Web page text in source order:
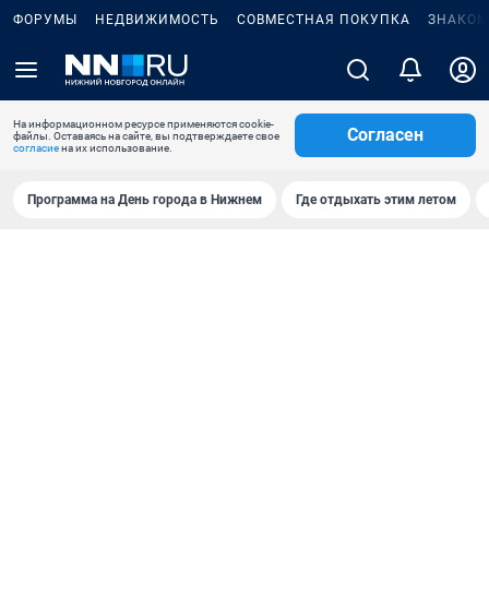
ФОРУМЫ НЕДВИЖИМОСТЬ СОВМЕСТНАЯ ПОКУПКА
На информационном ресурсе применяются cookie-
файлы. Оставаясь на сайте, вы подтверждаете свое
согласиена их использование.
Согласен
Программа на День города в Нижнем Где отдыхать этим летом